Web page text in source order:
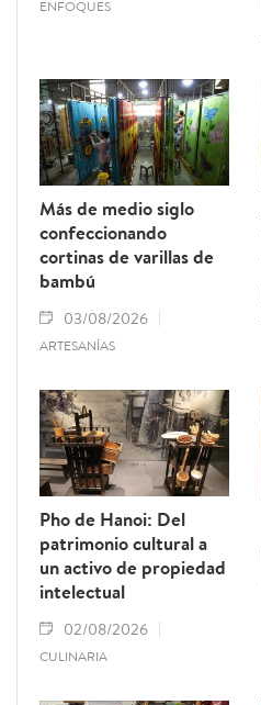
ENFOQUES
Más de medio siglo
confeccionando
cortinas de varillas de
bambú
03/08/2026
ARTESANÍAS
Pho de Hanoi: Del
patrimonio cultural a
un activo de propiedad
intelectual
02/08/2026
CULINARIA